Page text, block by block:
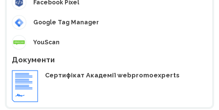
Facebook Pixel
Google Tag Manager
YouScan
Документи
Сертифікат Академії webpromoexperts